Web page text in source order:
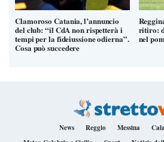
Clamoroso Catania, l’annuncio
del club: “il CdA non rispetterà i
tempi per la fideiussione odierna”.
Cosa può succedere
ritiro:
nel
News Reggio Messina